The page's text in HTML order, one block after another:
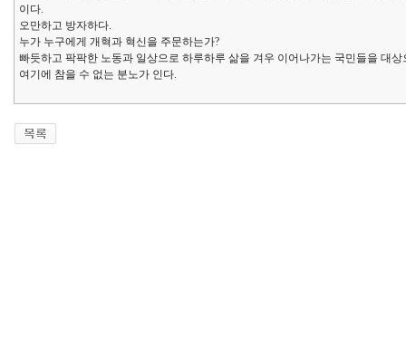
이다.
오만하고 방자하다.
누가 누구에게 개혁과 혁신을 주문하는가?
빠듯하고 팍팍한 노동과 일상으로 하루하루 삶을 겨우 이어나가는 국민들을 대
여기에 참을 수 없는 분노가 인다.